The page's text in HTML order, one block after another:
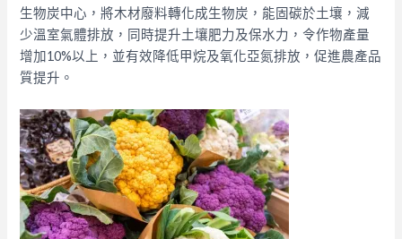
生物炭中心，將木材廢料轉化成生物炭，能固碳於土壤，減
少溫室氣體排放，同時提升土壤肥力及保水力，令作物產量
增加10%以上，並有效降低甲烷及氧化亞氮排放，促進農產品
質提升。